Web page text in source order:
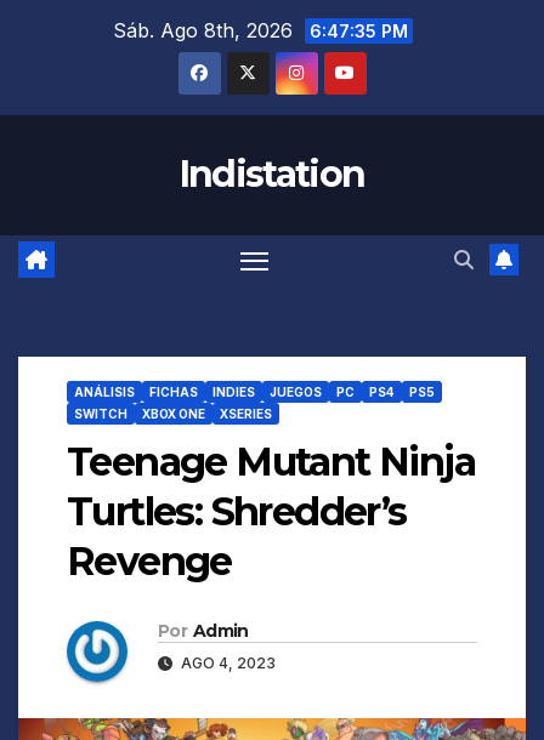
Sáb. Ago 8th, 2026 6:47:36 PM
Indistation
ANÁLISIS FICHAS INDIES JUEGOS PC PS4
PS5
SWITCH
XBOX ONE XSERIES
Teenage Mutant Ninja
Turtles: Shredder’s
Revenge
Por Admin
AGO 4, 2023